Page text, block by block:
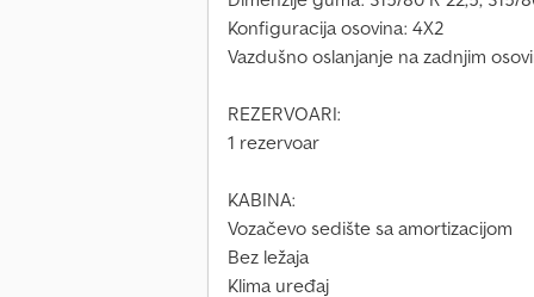
Konfiguracija osovina: 4X2
Vazdušno oslanjanje na zadnjim
REZERVOARI:
1 rezervoar
KABINA:
Vozačevo sedište sa amortizacijom
Bez ležaja
Klima uređaj